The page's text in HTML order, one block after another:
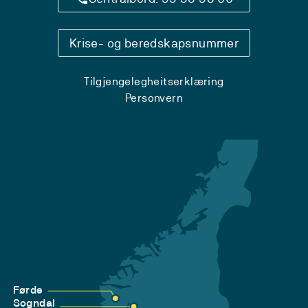
Krise- og beredskapsnummer
Tilgjengelegheitserklæring
Personvern
Førde
Sogndal